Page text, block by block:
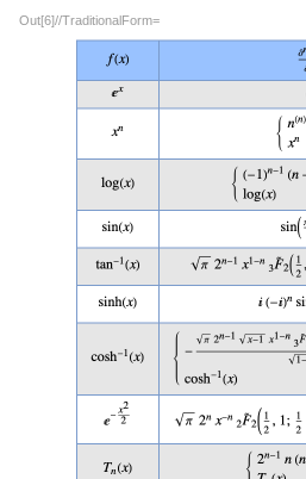
Out[6]//TraditionalForm=